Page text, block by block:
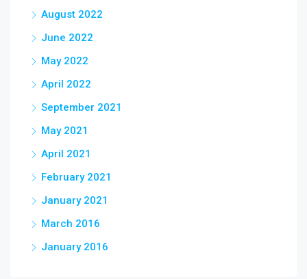
August 2022
June 2022
May 2022
April 2022
September 2021
May 2021
April 2021
February 2021
January 2021
March 2016
January 2016